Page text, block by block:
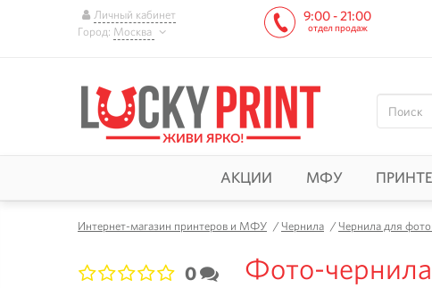
Личный кабинет
Город: Москва
9:00 - 21:00
отдел продаж
АКЦИИ МФУ
Интернет-магазин принтеров и МФУ /Чернила /Чернила для
0 Фото-